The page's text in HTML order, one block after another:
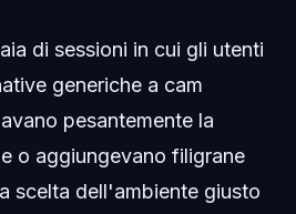
di sessioni in cui gli utenti
generiche a cam
pesantemente la
o aggiungevano filigrane
scelta dell'ambiente giusto